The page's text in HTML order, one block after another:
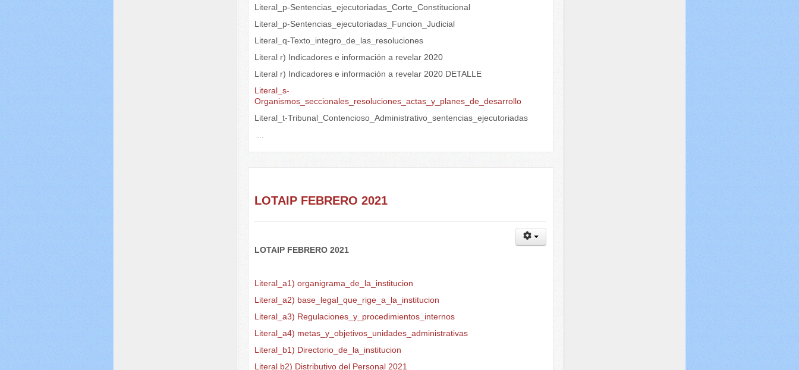
Literal_p-Sentencias_ejecutoriadas_Corte_Constitucional
Literal_p-Sentencias_ejecutoriadas_Funcion_Judicial
Literal_q-Texto_integro_de_las_resoluciones
Literal r) Indicadores e información a revelar 2020
Literal r) Indicadores e información a revelar 2020 DETALLE
Literal_s-
Organismos_seccionales_resoluciones_actas_y_planes_de_desarrollo
Literal_t-Tribunal_Contencioso_Administrativo_sentencias_ejecutoriadas
LOTAIP FEBRERO 2021
LOTAIP FEBRERO 2021
Literal_a1) organigrama_de_la_institucion
Literal_a2) base_legal_que_rige_a_la_institucion
Literal_a3) Regulaciones_y_procedimientos_internos
Literal_a4) metas_y_objetivos_unidades_administrativas
Literal_b1) Directorio_de_la_institucion
Literal b2) Distributivo del Personal 2021